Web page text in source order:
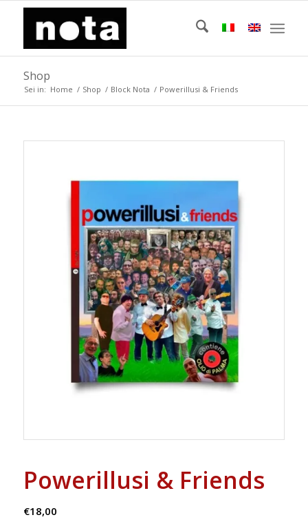
Shop
Sei in: Home / Shop / Block Nota / Powerillusi & Friends
Powerillusi & Friends
€18,00